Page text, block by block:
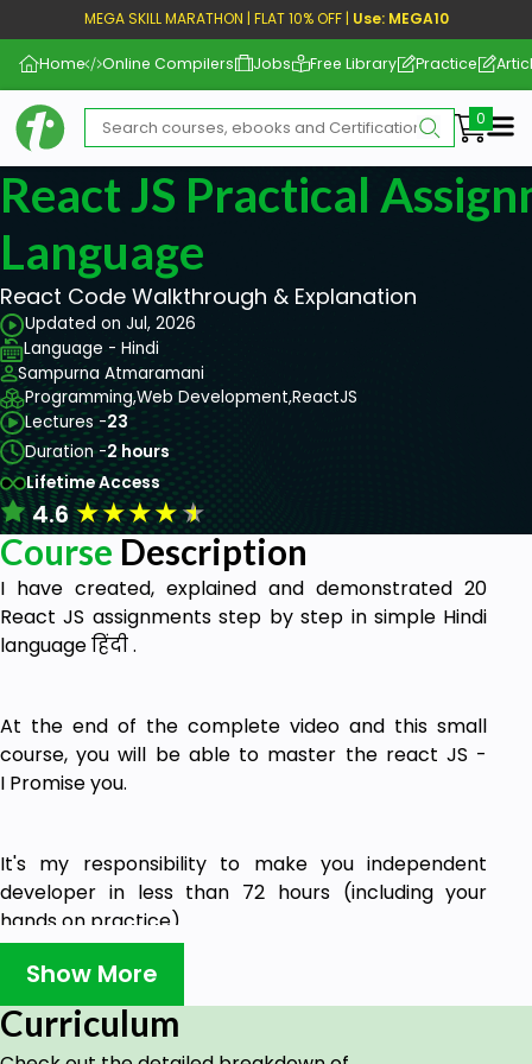
MEGA SKILL MARATHON | FLAT 10% OFF | Use: MEGA10
Home Online Compilers Jobs Free Library Practice
React JS Practical
Language
React Code Walkthrough & Explanation
Updated on Jul, 2026
Language - Hindi
Sampurna Atmaramani
Programming,Web Development,ReactJS
Lectures -23
Duration -2 hours
Lifetime Access
4.6★★★★★
Course Description
I have created, explained and demonstrated 20
React JS assignments step by step in simple Hindi
language हिंदी .
At the end of the complete video and this small
course, you will be able to master the react JS -
I Promise you.
It's my responsibility to make you independent
developer in less than 72 hours (including your
hands on practice)
Whatever Assignments I have created, just do the
hands-on practice and make sure you understand
what you are doing.
Show More
Curriculum